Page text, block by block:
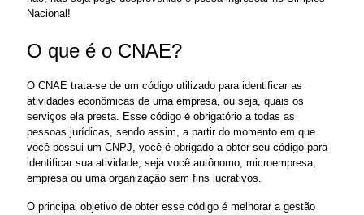
Nacional!
O que é o CNAE?
O CNAE trata-se de um código utilizado para identificar as
atividades econômicas de uma empresa, ou seja, quais os
serviços ela presta. Esse código é obrigatório a todas as
pessoas jurídicas, sendo assim, a partir do momento em que
você possui um CNPJ, você é obrigado a obter seu código para
identificar sua atividade, seja você autônomo, microempresa,
empresa ou uma organização sem fins lucrativos.
O principal objetivo de obter esse código é melhorar a gestão